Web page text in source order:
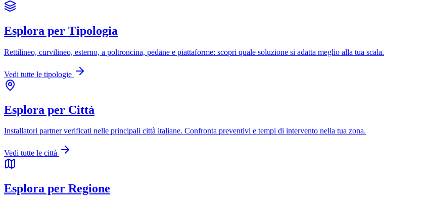
Esplora per Tipologia
Rettilineo, curvilineo, esterno, a poltroncina, pedane e piattaforme: scopri quale soluzione si adatta meglio alla tua scala.
Vedi tutte le tipologie
Esplora per Città
Installatori partner verificati nelle principali città italiane. Confronta preventivi e tempi di intervento nella tua zona.
Vedi tutte le città
Esplora per Regione